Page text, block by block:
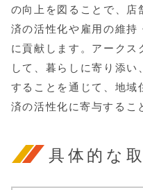
の向上を図ることで、店
済の活性化や雇用の維持
に貢献します。アークス
して、暮らしに寄り添
することを通じて、地域
済の活性化に寄与するこ
具体的な